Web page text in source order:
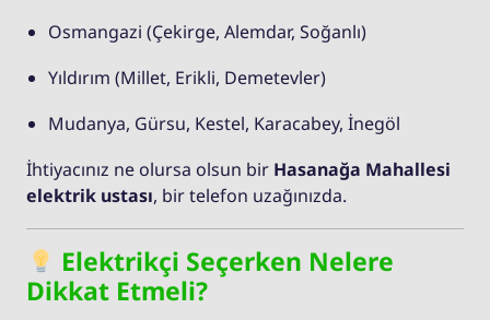
Osmangazi (Çekirge, Alemdar, Soğanlı)
Yıldırım (Millet, Erikli, Demetevler)
Mudanya, Gürsu, Kestel, Karacabey, İnegöl
İhtiyacınız ne olursa olsun bir Hasanağa Mahallesi
elektrik ustası, bir telefon uzağınızda.
Elektrikçi Seçerken Nelere
Dikkat Etmeli?